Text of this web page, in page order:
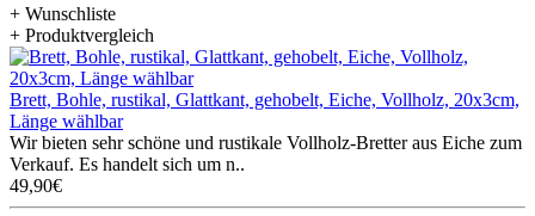
+ Wunschliste
+ Produktvergleich
Brett, Bohle, rustikal, Glattkant, gehobelt, Eiche, Vollholz, 20x3cm,
Länge wählbar
Wir bieten sehr schöne und rustikale Vollholz-Bretter aus Eiche zum
Verkauf. Es handelt sich um n..
49,90€